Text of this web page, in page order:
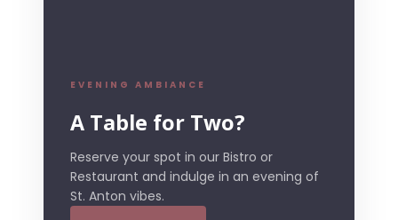
EVENING AMBIANCE
A Table for Two?
Reserve your spot in our Bistro or
Restaurant and indulge in an evening of
St. Anton vibes.